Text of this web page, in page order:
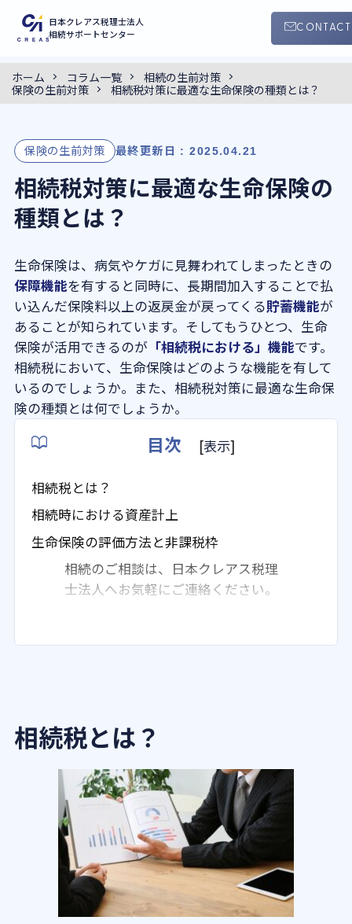
日本クレアス税理士法人
相続サポートセンター
CONTACT
0120-55-4145
9:00 ~ 18:30
サービス案内
手続きの流れ
コラム
セミナー
よくある質問
法人概要
ホーム コラム一覧
相続の生前対策
保険の生前対策
相続税対策に最適な生命保険の種類とは？
保険の生前対策 最終更新日 : 2025.04.21
相続税対策に最適な生命保険の
種類とは？
生命保険は、病気やケガに見舞われてしまったときの
保障機能を有すると同時に、長期間加入することで払
い込んだ保険料以上の返戻金が戻ってくる貯蓄機能が
あることが知られています。そしてもうひとつ、生命
保険が活用できるのが 「相続税における」機能です。
相続税において、生命保険はどのような機能を有して
いるのでしょうか。また、相続税対策に最適な生命保
険の種類とは何でしょうか。
目次 [表示]
相続税とは？
相続時における資産計上
生命保険の評価方法と非課税枠
相続のご相談は、日本クレアス税理
士法人へお気軽にご連絡ください。
保険
相続税とは？